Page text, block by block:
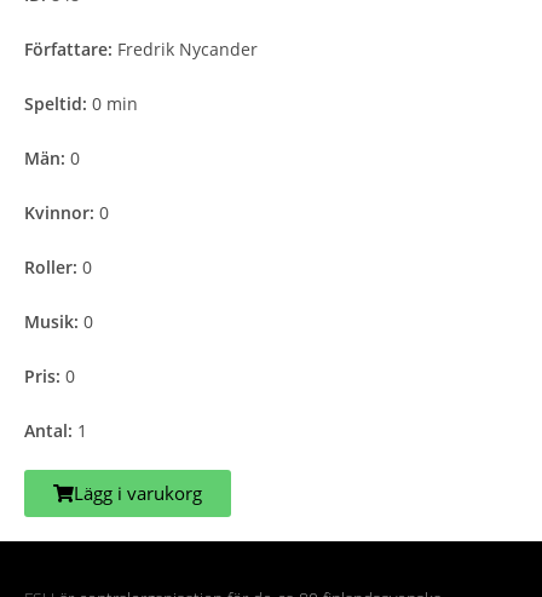
Författare: Fredrik Nycander
Speltid: 0 min
Män: 0
Kvinnor: 0
Roller: 0
Musik: 0
Pris: 0
Antal: 1
Lägg i varukorg